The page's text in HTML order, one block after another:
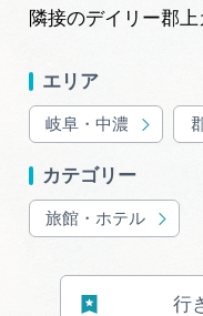
隣接のデイリー郡上
エリア
岐阜・中濃
カテゴリー
旅館・ホテル
行